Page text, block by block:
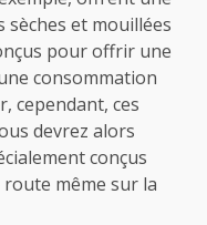
et mouillées
pour offrir une
consommation
cependant, ces
devrez alors
conçus
même sur la